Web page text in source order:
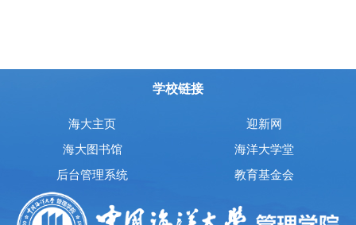
学校链接
海大主页
迎新网
海大图书馆
海洋大学堂
后台管理系统
教育基金会